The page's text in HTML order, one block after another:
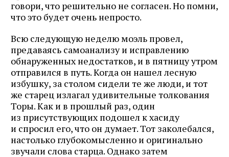
говори, что решительно не согласен. Но помни,
что это будет очень непросто.
Всю следующую неделю моэль провел,
предаваясь самоанализу и исправлению
обнаруженных недостатков, и в пятницу утром
отправился в путь. Когда он нашел лесную
избушку, за столом сидели те же люди, и тот
же старец излагал удивительные толкования
Торы. Как и в прошлый раз, один
из присутствующих подошел к хасиду
и спросил его, что он думает. Тот заколебался,
настолько глубокомысленно и оригинально
звучали слова старца. Однако затем